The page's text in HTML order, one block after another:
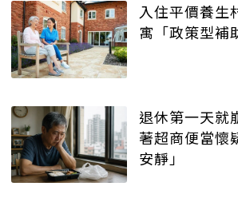
入住平價養生
寓「政策型補
退休第一天就
著超商便當懷
安靜」